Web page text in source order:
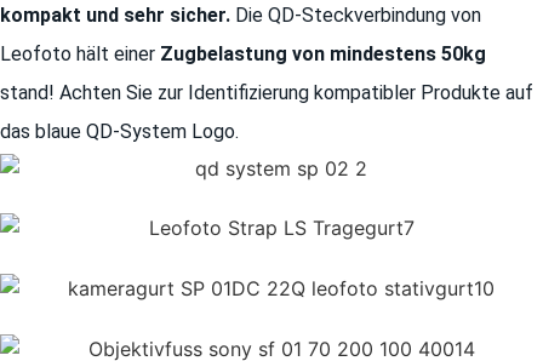
kompakt und sehr sicher. Die QD-Steckverbindung von
Leofoto hält einer Zugbelastung von mindestens 50kg
stand! Achten Sie zur Identifizierung kompatibler Produkte auf
das blaue QD-System Logo.